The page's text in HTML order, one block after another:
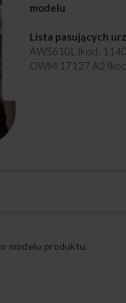
modelu
Lista pasujących
AWS610L (kod:
OWM 17127 A2
modelu produktu.